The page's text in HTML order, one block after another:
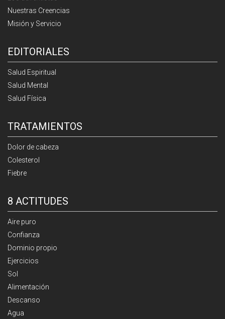
Nuestras Creencias
Misión y Servicio
EDITORIALES
Salud Espiritual
Salud Mental
Salud Física
TRATAMIENTOS
Dolor de cabeza
Colesterol
Fiebre
8 ACTITUDES
Aire puro
Confianza
Dominio propio
Ejercicios
Sol
Alimentación
Descanso
Agua